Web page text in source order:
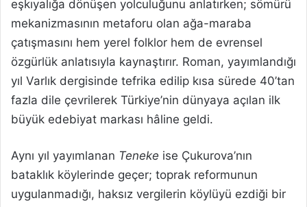
eşkıyalığa dönüşen yolculuğunu anlatırken; sömürü
mekanizmasının metaforu olan ağa-maraba
çatışmasını hem yerel folklor hem de evrensel
özgürlük anlatısıyla kaynaştırır. Roman, yayımlandığı
yıl Varlık dergisinde tefrika edilip kısa sürede 40’tan
fazla dile çevrilerek Türkiye’nin dünyaya açılan ilk
büyük edebiyat markası hâline geldi.
Aynı yıl yayımlanan Teneke ise Çukurova’nın
bataklık köylerinde geçer; toprak reformunun
uygulanmadığı, haksız vergilerin köylüyü ezdiği bir